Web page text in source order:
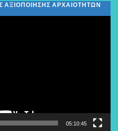
ΑΡΧΑΙΟΤΗΤΩΝ
05:10:45